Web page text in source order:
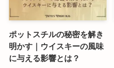
ポットスチルの秘密を解き
明かす｜ウイスキーの風味
に与える影響とは？